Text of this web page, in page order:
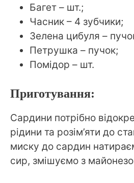
Багет – шт.;
Часник – 4 зубчики;
Зелена цибуля –
Петрушка – пучок;
Помідор – шт.
Приготування:
Сардини потрібно
рідини та розім’яти до
миску до сардин
сир, змішуємо з